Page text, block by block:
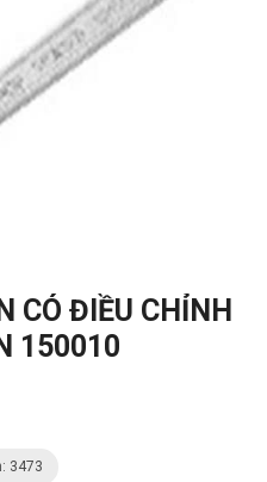
CÓ ĐIỀU CHỈNH
150010
3473